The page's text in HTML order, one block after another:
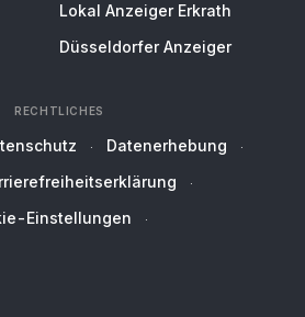
Lokal Anzeiger Erkrath
Düsseldorfer Anzeiger
RECHTLICHES
Datenerhebung
Einstellungen